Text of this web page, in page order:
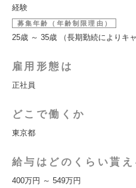
経験
募集年齢（年齢制限理由）
25歳 ～ 35歳 （長期勤続によりキ
雇用形態は
正社員
どこで働くか
東京都
給与はどのくらい貰え
400万円 ～ 549万円